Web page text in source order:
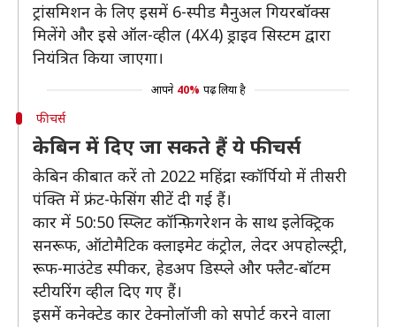
ट्रांसमिशन के लिए इसमें 6-स्पीड मैनुअल गियरबॉक्स
मिलेंगे और इसे ऑल-व्हील (4X4) ड्राइव सिस्टम द्वारा
नियंत्रित किया जाएगा।
आपने 40% पढ़ लिया है
फीचर्स
केबिन में दिए जा सकते हैं ये फीचर्स
केबिन की बात करें तो 2022 महिंद्रा स्कॉर्पियो में तीसरी
पंक्ति में फ्रंट-फेसिंग सीटें दी गई हैं।
कार में 50:50 स्प्लिट कॉन्फ़िगरेशन के साथ इलेक्ट्रिक
सनरूफ, ऑटोमैटिक क्लाइमेट कंट्रोल, लेदर अपहोल्स्ट्री,
रूफ-माउंटेड स्पीकर, हेडअप डिस्प्ले और फ्लैट-बॉटम
स्टीयरिंग व्हील दिए गए हैं।
इसमें कनेक्टेड कार टेक्नोलॉजी को सपोर्ट करने वाला